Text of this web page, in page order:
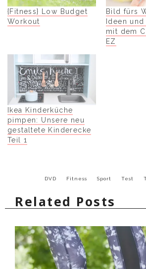
{Fitness} Low Budget
Workout
Bild fürs
Ideen
mit dem
EZ
Ikea Kinderküche
pimpen: Unsere neu
gestaltete Kinderecke
Teil 1
DVD Fitness Sport Test
Related Posts